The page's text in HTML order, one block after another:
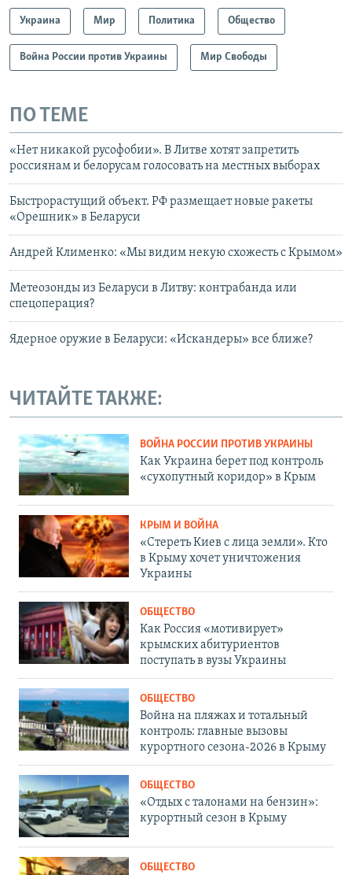
Украина Мир Политика Общество
Война России против Украины Мир Свободы
ПО ТЕМЕ
«Нет никакой русофобии». В Литве хотят запретить
россиянам и белорусам голосовать на местных выборах
Быстрорастущий объект. РФ размещает новые ракеты
«Орешник» в Беларуси
Андрей Клименко: «Мы видим некую схожесть с Крымом»
Метеозонды из Беларуси в Литву: контрабанда или
спецоперация?
Ядерное оружие в Беларуси: «Искандеры» все ближе?
ЧИТАЙТЕ ТАКЖЕ:
ВОЙНА РОССИИ ПРОТИВ УКРАИНЫ
Как Украина берет под контроль
«сухопутный коридор» в Крым
КРЫМ И ВОЙНА
«Стереть Киев с лица земли». Кто
в Крыму хочет уничтожения
Украины
ОБЩЕСТВО
Как Россия «мотивирует»
крымских абитуриентов
поступать в вузы Украины
ОБЩЕСТВО
Война на пляжах и тотальный
контроль: главные вызовы
курортного сезона-2026 в Крыму
ОБЩЕСТВО
«Отдых с талонами на бензин»:
курортный сезон в Крыму
ОБЩЕСТВО